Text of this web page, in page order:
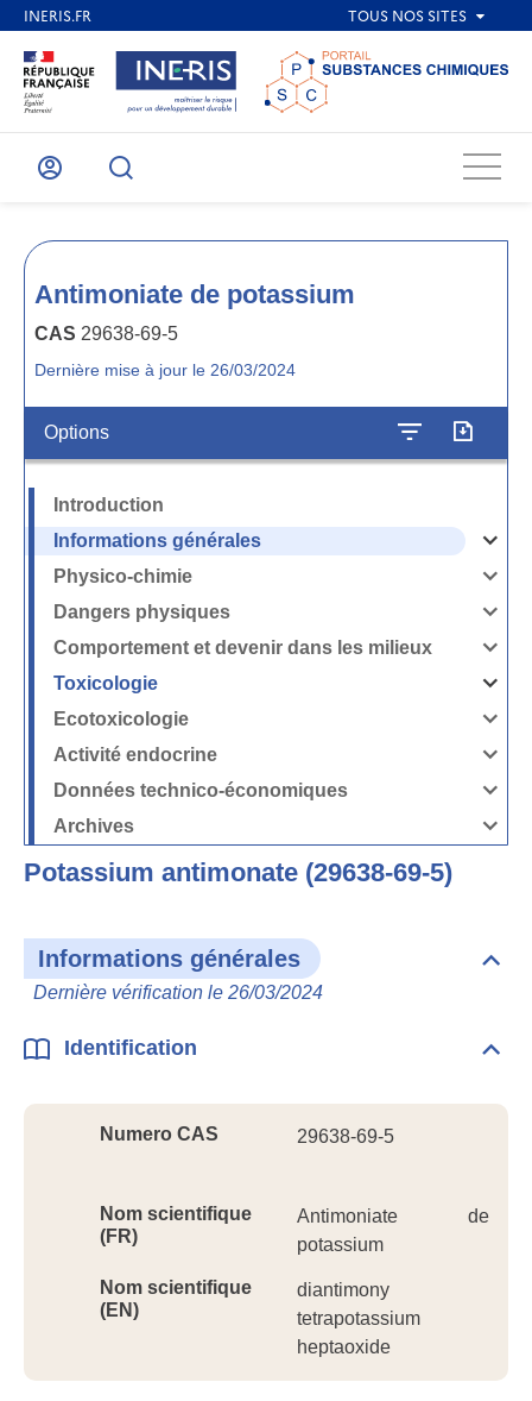
Mon
Recherche
Menu
Antimoniate de potassium
CAS 29638-69-5
Dernière mise à jour le 26/03/2024
Options
Introduction
Informations générales
Ouvrir
la
générales
Physico-chimie
Ouvrir
la
chimie
Dangers physiques
Ouvrir
la
Comportement et devenir dans les milieux
Ouvrir
la
et
les
milieux
Toxicologie
Ouvrir
la
Ecotoxicologie
Ouvrir
la
Activité endocrine
Ouvrir
la
endocrine
Données technico-économiques
Ouvrir
la
Données
Archives
Ouvrir
Potassium antimonate (29638-69-5)
Informations générales
Dernière vérification le 26/03/2024
Identification
Numero CAS 29638-69-5
Nom scientifique
(FR)
Antimoniate de
potassium
Nom scientifique
(EN)
diantimony
tetrapotassium
heptaoxide